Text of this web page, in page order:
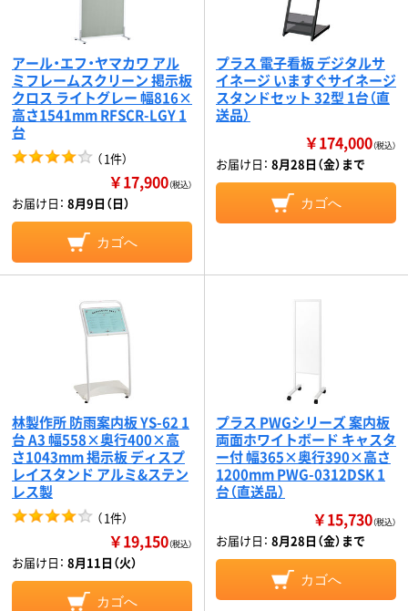
アール・エフ・ヤマカワ アル
ミフレームスクリーン 掲示板
クロス ライトグレー 幅816×
高さ1541mm RFSCR-LGY 1
台
（1件）
￥17,900（税込）
お届け日： 8月9日（日）
カゴへ
プラス 電子看板 デジタルサ
イネージ いますぐサイネージ
スタンドセット 32型 1台（直
送品）
￥174,000（税込）
お届け日： 8月28日（金）まで
カゴへ
林製作所 防雨案内板 YS-62 1
台 A3 幅558×奥行400×高
さ1043mm 掲示板 ディスプ
レイスタンド アルミ&ステン
レス製
（1件）
￥19,150（税込）
お届け日： 8月11日（火）
カゴへ
プラス PWGシリーズ 案内板
両面ホワイトボード キャスタ
ー付 幅365×奥行390×高さ
1200mm PWG-0312DSK 1
台（直送品）
￥15,730（税込）
お届け日： 8月28日（金）まで
カゴへ